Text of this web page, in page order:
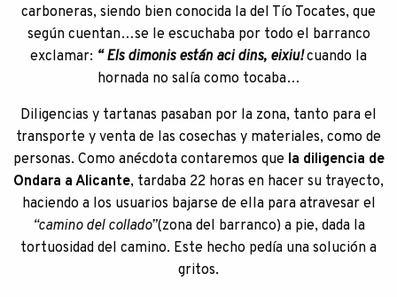
carboneras, siendo bien conocida la del Tío Tocates, que
según cuentan…se le escuchaba por todo el barranco
exclamar: “ Els dimonis están aci dins, eixiu!cuando la
hornada no salía como tocaba…
Diligencias y tartanas pasaban por la zona, tanto para el
transporte y venta de las cosechas y materiales, como de
personas. Como anécdota contaremos quela diligencia de
Ondara a Alicante, tardaba 22 horas en hacer su trayecto,
haciendo a los usuarios bajarse de ella para atravesar el
“camino del collado”(zona del barranco) a pie, dada la
tortuosidad del camino. Este hecho pedía una solución a
gritos.